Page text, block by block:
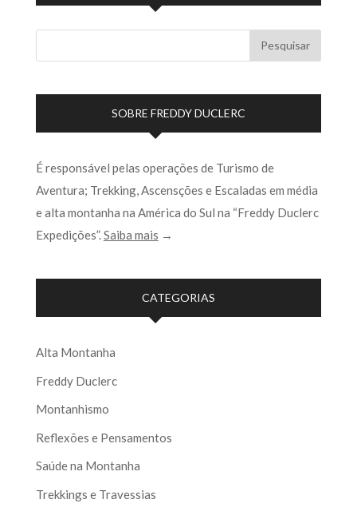
SOBRE FREDDY DUCLERC
É responsável pelas operações de Turismo de
Aventura; Trekking, Ascensções e Escaladas em média
e alta montanha na América do Sul na “Freddy Duclerc
Expedições”.Saiba mais →
CATEGORIAS
Alta Montanha
Freddy Duclerc
Montanhismo
Reflexões e Pensamentos
Saúde na Montanha
Trekkings e Travessias